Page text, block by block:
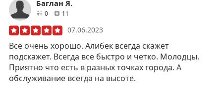
Баглан Я.
0друзей
11
07.06.2023
Все очень хорошо. Алибек всегда скажет
подскажет. Всегда все быстро и четко. Молодцы.
Приятно что есть в разных точках города. А
обслуживание всегда на высоте.